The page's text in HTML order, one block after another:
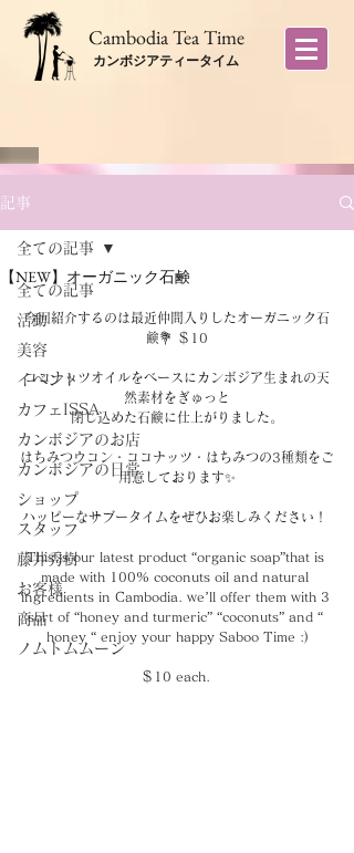
​Cambodia Tea Time
カンボジアティータイム
記事
全ての記事
活動
美容
イベント
カフェISSA
カンボジアのお店
カンボジアの日常
ショップ
スタッフ
藤井秀樹
お客様
商品
ノムトムムーン
全ての記事
【NEW】オーガニック石鹸
今回紹介するのは最近仲間入りしたオーガニック石
鹸💐 ＄10
ココナッツオイルをベースにカンボジア生まれの天
然素材をぎゅっと
閉じ込めた石鹸に仕上がりました。
はちみつウコン・ココナッツ・はちみつの3種類をご
用意しております✨
ハッピーなサブータイムをぜひお楽しみください！
This is our latest product “organic soap”that is
made with 100% coconuts oil and natural
ingredients in Cambodia. we’ll offer them with 3
sort of “honey and turmeric” “coconuts” and “
honey “ enjoy your happy Saboo Time :)
＄10 each.